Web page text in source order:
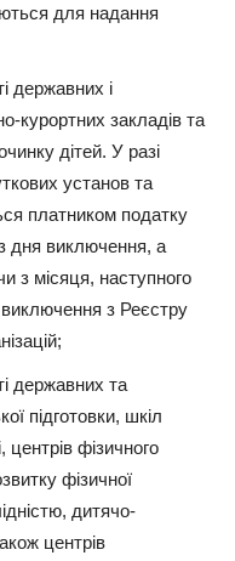
для надання
державних і
курортних закладів та
дітей. У разі
установ та
платником податку
дня виключення, а
з місяця, наступного
з Реєстру
державних та
підготовки, шкіл
центрів фізичного
фізичної
дитячо-
центрів